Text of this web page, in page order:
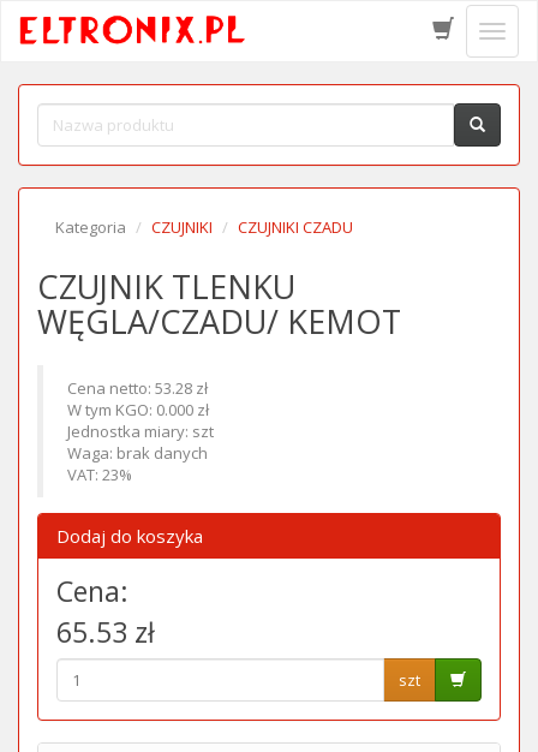
menu
Kategoria CZUJNIKI CZUJNIKI CZADU
CZUJNIK TLENKU
WĘGLA/CZADU/ KEMOT
Cena netto: 53.28 zł
W tym KGO: 0.000 zł
Jednostka miary: szt
Waga: brak danych
VAT: 23%
Dodaj do koszyka
Cena:
65.53 zł
szt